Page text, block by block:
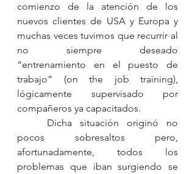
comienzo de la atención de los
nuevos clientes de USA y Europa y
muchas veces tuvimos que recurrir al
no siempre deseado
“entrenamiento en el puesto de
trabajo” (on the job training),
lógicamente supervisado por
compañeros ya capacitados.
pocos sobresaltos pero,
afortunadamente, todos los
problemas que iban surgiendo se